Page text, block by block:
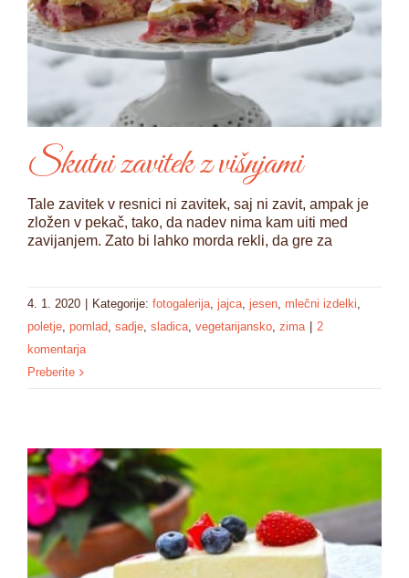
Skutni zavitek z višnjami
Tale zavitek v resnici ni zavitek, saj ni zavit, ampak je
zložen v pekač, tako, da nadev nima kam uiti med
zavijanjem. Zato bi lahko morda rekli, da gre za
4. 1. 2020 Kategorije: fotogalerija, jajca, jesen, mlečni izdelki,
poletje, pomlad, sadje, sladica, vegetarijansko, zima
2
komentarja
Preberite